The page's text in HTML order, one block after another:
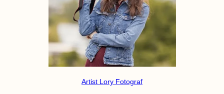
Artist Lory Fotograf